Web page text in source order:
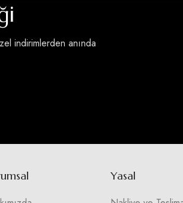
indirimlerden anında
Yasal